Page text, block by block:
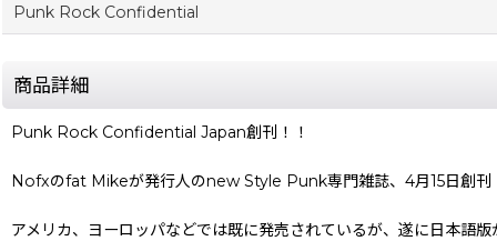
Punk Rock Confidential
商品詳細
Punk Rock Confidential Japan創刊！！
Nofxのfat Mikeが発行人のnew Style Punk専門雑誌、4月15日創刊
アメリカ、ヨーロッパなどでは既に発売されているが、遂に日本語版